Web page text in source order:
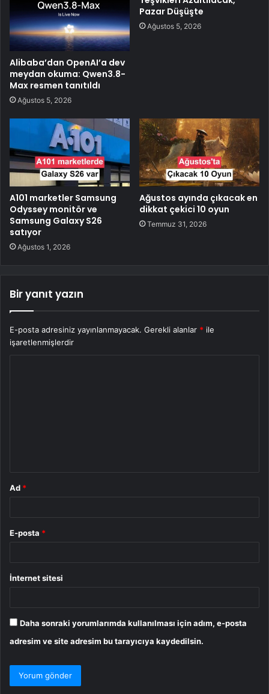
Alibaba’dan OpenAI’a dev
meydan okuma: Qwen3.8-
Max resmen tanıtıldı
Ağustos 5, 2026
Pazar Düşüşte
Ağustos 5, 2026
A101 marketler Samsung
Odyssey monitör ve
Samsung Galaxy S26
satıyor
Ağustos 1, 2026
Ağustos ayında çıkacak en
dikkat çekici 10 oyun
Temmuz 31, 2026
Bir yanıt yazın
E-posta adresiniz yayınlanmayacak. Gerekli alanlar * ile
işaretlenmişlerdir
Ad *
E-posta *
İnternet sitesi
Daha sonraki yorumlarımda kullanılması için adım, e-posta
adresim ve site adresim bu tarayıcıya kaydedilsin.